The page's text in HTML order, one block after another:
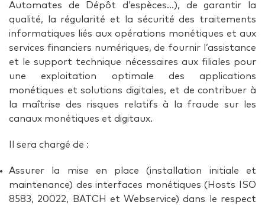
Automates de Dépôt d’espèces…), de garantir la
qualité, la régularité et la sécurité des traitements
informatiques liés aux opérations monétiques et aux
services financiers numériques, de fournir l’assistance
et le support technique nécessaires aux filiales pour
une exploitation optimale des applications
monétiques et solutions digitales, et de contribuer à
la maîtrise des risques relatifs à la fraude sur les
canaux monétiques et digitaux.
Il sera chargé de :
Assurer la mise en place (installation initiale et
maintenance) des interfaces monétiques (Hosts ISO
8583, 20022, BATCH et Webservice) dans le respect